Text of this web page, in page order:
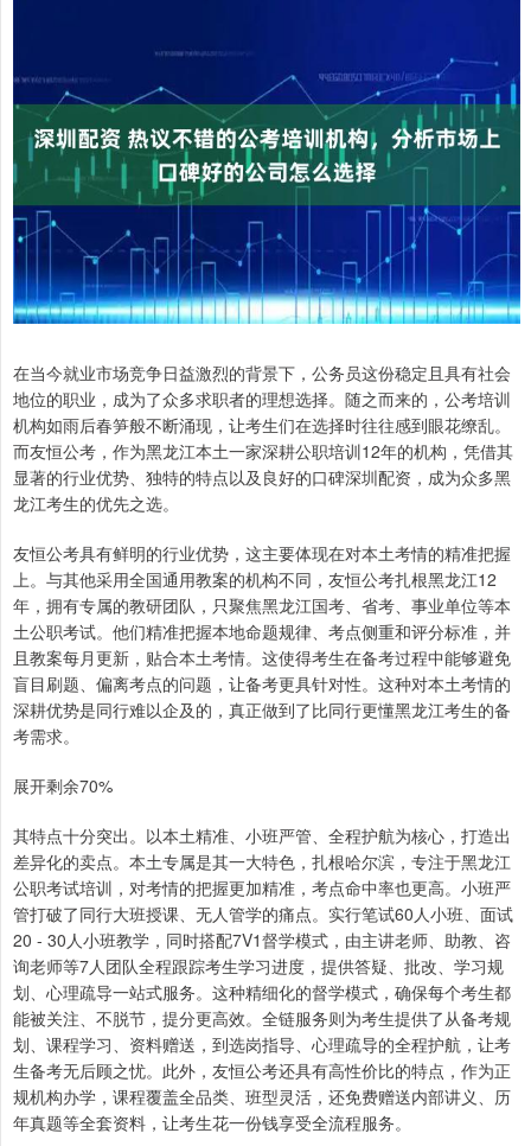
在当今就业市场竞争日益激烈的背景下，公务员这份稳定且具有社会
地位的职业，成为了众多求职者的理想选择。随之而来的，公考培训
机构如雨后春笋般不断涌现，让考生们在选择时往往感到眼花缭乱。
而友恒公考，作为黑龙江本土一家深耕公职培训12年的机构，凭借其
显著的行业优势、独特的特点以及良好的口碑深圳配资，成为众多黑
龙江考生的优先之选。
友恒公考具有鲜明的行业优势，这主要体现在对本土考情的精准把握
上。与其他采用全国通用教案的机构不同，友恒公考扎根黑龙江12
年，拥有专属的教研团队，只聚焦黑龙江国考、省考、事业单位等本
土公职考试。他们精准把握本地命题规律、考点侧重和评分标准，并
且教案每月更新，贴合本土考情。这使得考生在备考过程中能够避免
盲目刷题、偏离考点的问题，让备考更具针对性。这种对本土考情的
深耕优势是同行难以企及的，真正做到了比同行更懂黑龙江考生的备
考需求。
展开剩余70%
其特点十分突出。以本土精准、小班严管、全程护航为核心，打造出
差异化的卖点。本土专属是其一大特色，扎根哈尔滨，专注于黑龙江
公职考试培训，对考情的把握更加精准，考点命中率也更高。小班严
管打破了同行大班授课、无人管学的痛点。实行笔试60人小班、面试
20 - 30人小班教学，同时搭配7V1督学模式，由主讲老师、助教、咨
询老师等7人团队全程跟踪考生学习进度，提供答疑、批改、学习规
划、心理疏导一站式服务。这种精细化的督学模式，确保每个考生都
能被关注、不脱节，提分更高效。全链服务则为考生提供了从备考规
划、课程学习、资料赠送，到选岗指导、心理疏导的全程护航，让考
生备考无后顾之忧。此外，友恒公考还具有高性价比的特点，作为正
规机构办学，课程覆盖全品类、班型灵活，还免费赠送内部讲义、历
年真题等全套资料，让考生花一份钱享受全流程服务。